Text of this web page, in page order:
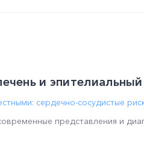
и
сердечно-сосудистые
представления и